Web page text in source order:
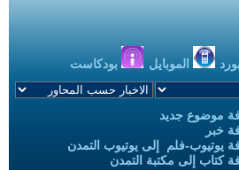
الموبايل بودكاست
موضوع جديد
خبر
يوتيوب-فلم إلى يوتيوب التمدن
كتاب إلى مكتبة التمدن